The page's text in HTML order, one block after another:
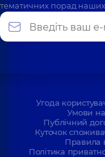
тематичних порад наших
Угода
Умови
Публічний
Куточок
Правила
Політика